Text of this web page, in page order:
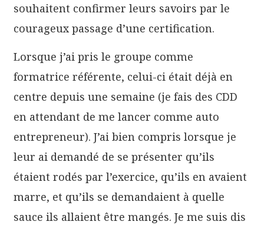
souhaitent confirmer leurs savoirs par le
courageux passage d’une certification.
Lorsque j’ai pris le groupe comme
formatrice référente, celui-ci était déjà en
centre depuis une semaine (je fais des CDD
en attendant de me lancer comme auto
entrepreneur). J’ai bien compris lorsque je
leur ai demandé de se présenter qu’ils
étaient rodés par l’exercice, qu’ils en avaient
marre, et qu’ils se demandaient à quelle
sauce ils allaient être mangés. Je me suis dis